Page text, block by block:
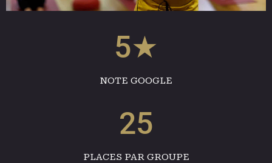
5★
NOTE GOOGLE
25
PLACES PAR GROUPE